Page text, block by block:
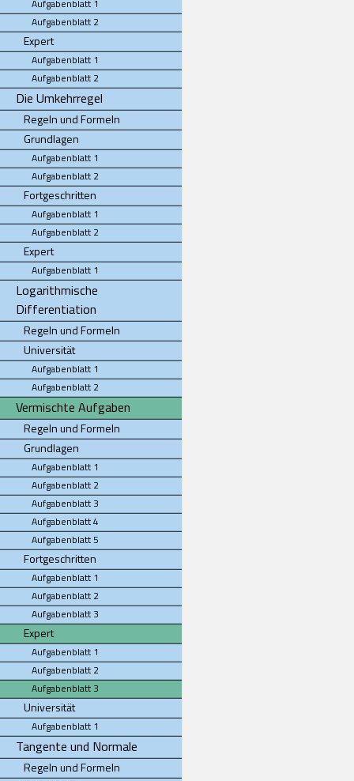
Aufgabenblatt 1
Aufgabenblatt 2
Expert
Aufgabenblatt 1
Aufgabenblatt 2
Die Umkehrregel
Regeln und Formeln
Grundlagen
Aufgabenblatt 1
Aufgabenblatt 2
Fortgeschritten
Aufgabenblatt 1
Aufgabenblatt 2
Expert
Aufgabenblatt 1
Logarithmische
Differentiation
Regeln und Formeln
Universität
Aufgabenblatt 1
Aufgabenblatt 2
Vermischte Aufgaben
Regeln und Formeln
Grundlagen
Aufgabenblatt 1
Aufgabenblatt 2
Aufgabenblatt 3
Aufgabenblatt 4
Aufgabenblatt 5
Fortgeschritten
Aufgabenblatt 1
Aufgabenblatt 2
Aufgabenblatt 3
Expert
Aufgabenblatt 1
Aufgabenblatt 2
Aufgabenblatt 3
Universität
Aufgabenblatt 1
Tangente und Normale
Regeln und Formeln